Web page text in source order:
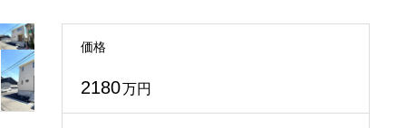
価格
2180万円